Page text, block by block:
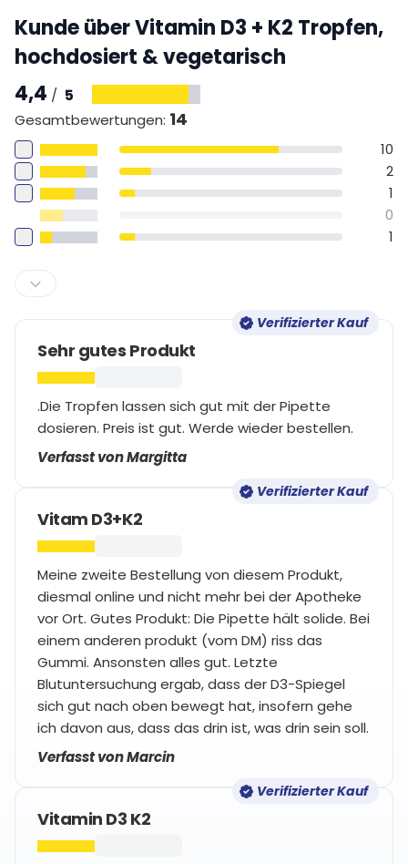
Kunde über Vitamin D3 + K2 Tropfen,
hochdosiert & vegetarisch
4,4 / 5
Gesamtbewertungen: 14
10
2
1
0
1
Verifizierter Kauf
Sehr gutes Produkt
.Die Tropfen lassen sich gut mit der Pipette
dosieren. Preis ist gut. Werde wieder bestellen.
Verfasst von Margitta
Verifizierter Kauf
Vitam D3+K2
Meine zweite Bestellung von diesem Produkt,
diesmal online und nicht mehr bei der Apotheke
vor Ort. Gutes Produkt: Die Pipette hält solide. Bei
einem anderen produkt (vom DM) riss das
Gummi. Ansonsten alles gut. Letzte
Blutuntersuchung ergab, dass der D3-Spiegel
sich gut nach oben bewegt hat, insofern gehe
ich davon aus, dass das drin ist, was drin sein soll.
Verfasst von Marcin
Verifizierter Kauf
Vitamin D3 K2